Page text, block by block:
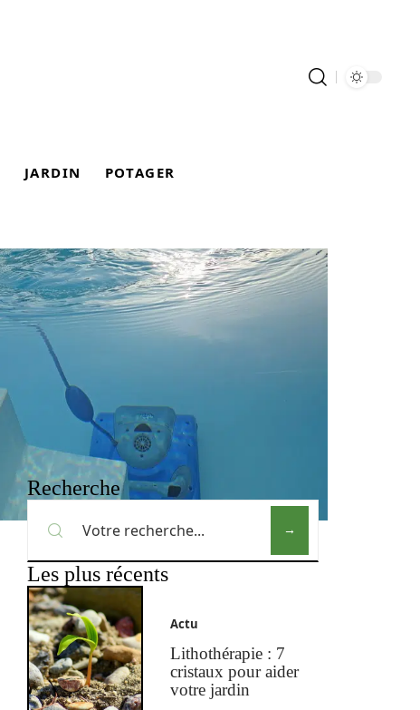
JARDIN POTAGER
Recherche
Les plus récents
Actu
Lithothérapie : 7
cristaux pour aider
votre jardin